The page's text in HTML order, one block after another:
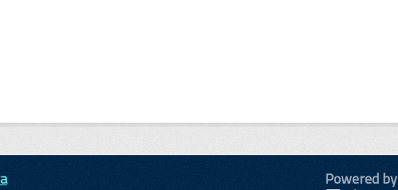
Powered by